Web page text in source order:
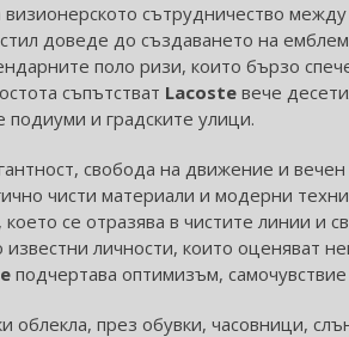
сътрудничество
доведе до създаването на
поло ризи, които бързо
съпътстват Lacosteвече
подиуми и градските улици.
свобода на движение и вечен
чисти материали и модерни
се отразява в чистите линии и
личности, които оценяват
подчертава оптимизъм,
облекла, през обувки, часовници,